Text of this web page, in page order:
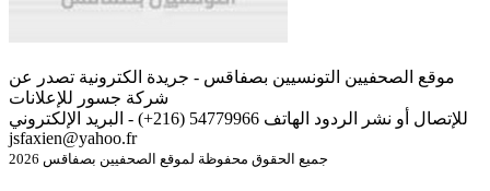
موقع الصحفيين التونسيين بصفاقس - جريدة الكترونية تصدر عن
شركة جسور للإعلانات
للإتصال أو نشر الردود الهاتف 54779966 (216+) - البريد الإلكتروني
jsfaxien@yahoo.fr
جميع الحقوق محفوظة لموقع الصحفيين بصفاقس 2026